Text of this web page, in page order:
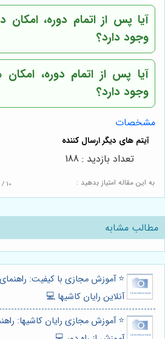
آیا پس از اتمام دوره، امکان
وجود دارد؟
آیا پس از اتمام دوره، امکان
وجود دارد؟
مشخصات
به این مقاله امتیاز بدهید : / 10
تعداد بازدید : 188
مطالب مشابه
⭐️ آموزش مجازی با کیفیت:
آنلاین رایان کاشیها 💻
⭐️ آموزش مجازی رایان کاشیها: